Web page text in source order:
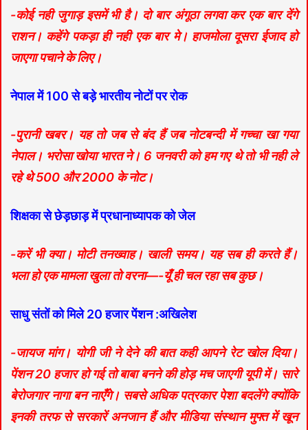
-कोई नही जुगाड़ इसमें भी है। दो बार अंगूठा लगवा कर एक बार देंगे
राशन। कहेंगे पकड़ा ही नही एक बार मे। हाजमोला दूसरा ईजाद हो
जाएगा पचाने के लिए।
नेपाल में 100 से बड़े भारतीय नोटों पर रोक
-पुरानी खबर। यह तो जब से बंद हैं जब नोटबन्दी में गच्चा खा गया
नेपाल। भरोसा खोया भारत ने। 6 जनवरी को हम गए थे तो भी नही ले
रहे थे 500 और 2000 के नोट।
शिक्षका से छेड़छाड़ में प्रधानाध्यापक को जेल
-करें भी क्या। मोटी तनख्वाह। खाली समय। यह सब ही करते हैं।
भला हो एक मामला खुला तो वरना—-यूँ ही चल रहा सब कुछ।
साधु संतों को मिले 20 हजार पेंशन :अखिलेश
-जायज मांग। योगी जी ने देने की बात कही आपने रेट खोल दिया।
पेंशन 20 हजार हो गई तो बाबा बनने की होड़ मच जाएगी यूपी में। सारे
बेरोजगार नागा बन नाएँगे। सबसे अधिक पत्रकार पेशा बदलेंगे क्योंकि
इनकी तरफ से सरकारें अनजान हैं और मीडिया संस्थान मुफ्त में खून